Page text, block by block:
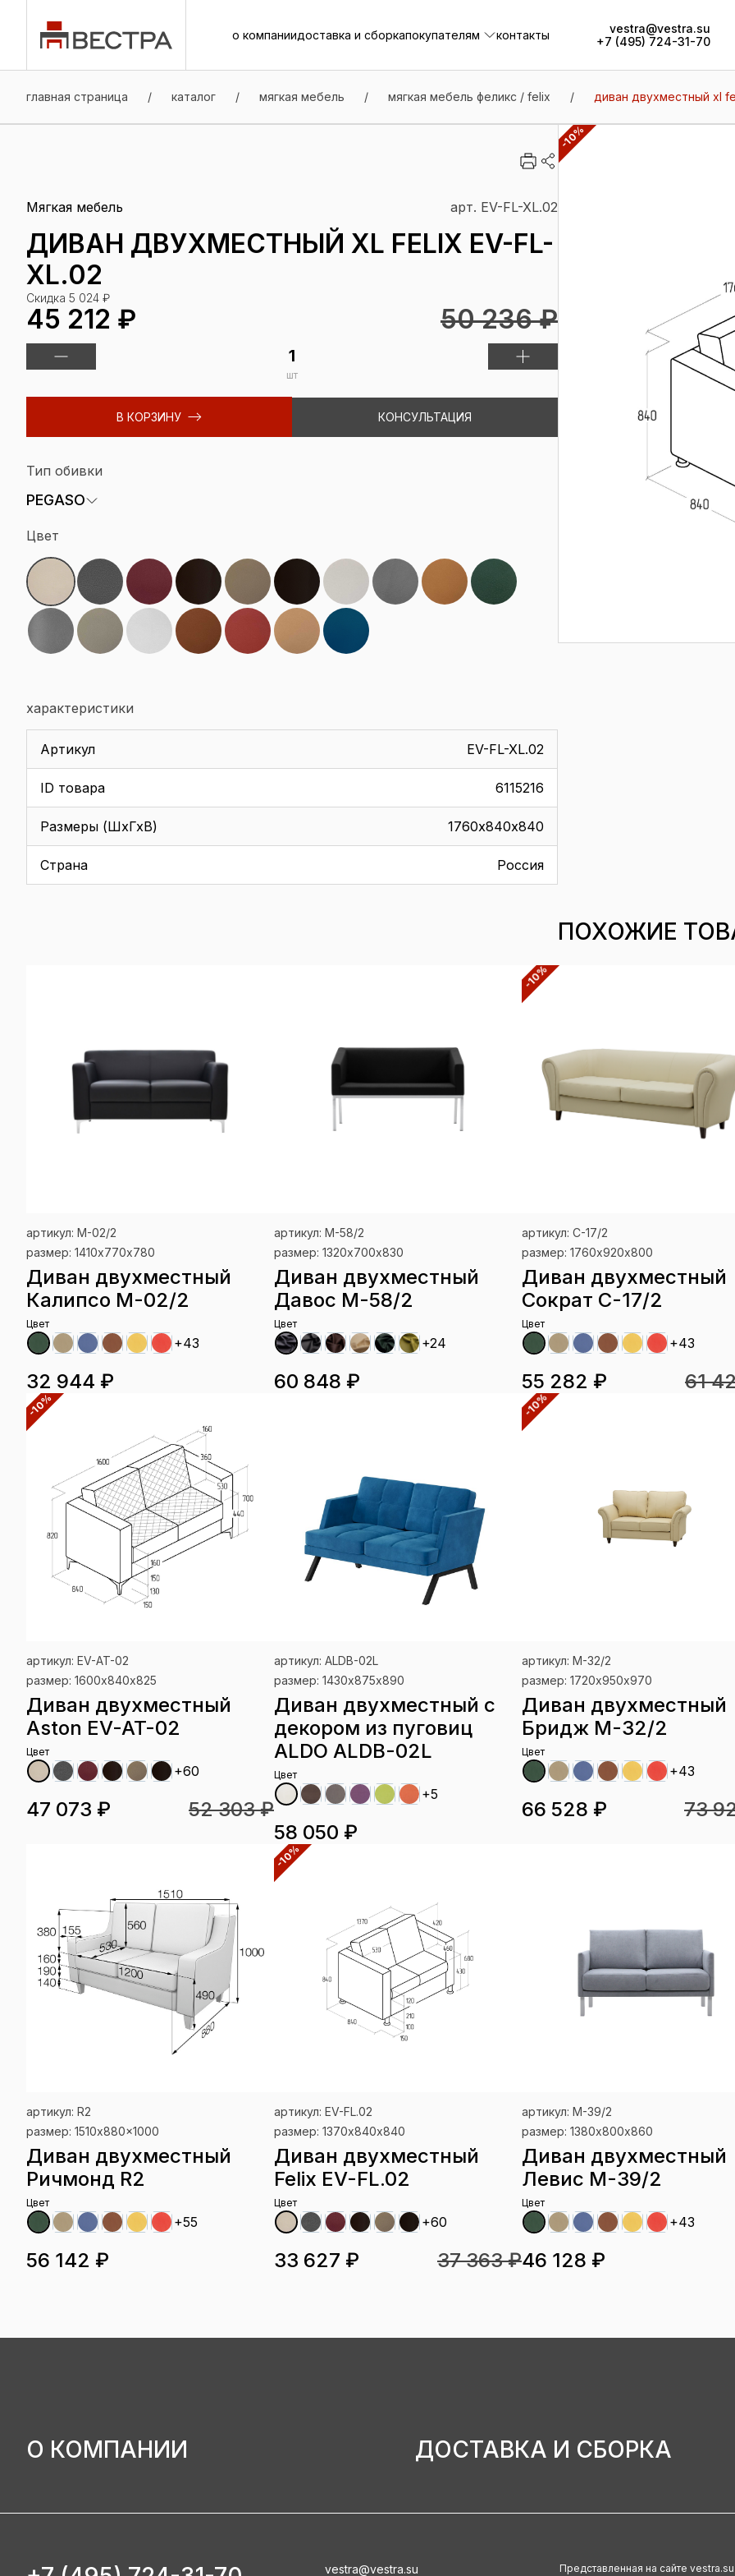
о компаниидоставка и сборкапокупателям
контакты
vestra@vestra.su
+7 (495) 724-31-70
главная страница / каталог / мягкая мебель / мягкая мебель феликс / felix / диван двухместный xl
Мягкая мебель арт. EV-FL-XL.02
ДИВАН ДВУХМЕСТНЫЙ XL FELIX EV-FL-
XL.02
45 212 ₽
50 236 ₽
Скидка 5 024 ₽
шт
В КОРЗИНУ КОНСУЛЬТАЦИЯ
Тип обивки
PEGASO
Цвет
характеристики
Артикул EV-FL-XL.02
ID товара 6115216
Размеры (ШхГхВ) 1760х840х840
Страна Россия
-10%
ПОХОЖИЕ
артикул: М-02/2
размер: 1410х770х780
Диван двухместный
Калипсо М-02/2
Цвет
+43
32 944 ₽
артикул: M-58/2
размер: 1320х700х830
Диван двухместный
Давос M-58/2
Цвет
+24
60 848 ₽
-10%
артикул: С-17/2
размер: 1760х920х800
Диван двухместный
Сократ С-17/2
Цвет
+43
55 282 ₽ 61
-10%
артикул: EV-AT-02
размер: 1600х840х825
Диван двухместный
Aston EV-AT-02
Цвет
+60
47 073 ₽ 52 303 ₽
артикул: ALDB-02L
размер: 1430х875х890
Диван двухместный с
декором из пуговиц
ALDO ALDB-02L
Цвет
+5
58 050 ₽
-10%
артикул: М-32/2
размер: 1720х950х970
Диван двухместный
Бридж М-32/2
Цвет
+43
66 528 ₽ 73
артикул: R2
размер: 1510x880x1000
Диван двухместный
Ричмонд R2
Цвет
+55
56 142 ₽
-10%
артикул: EV-FL.02
размер: 1370х840х840
Диван двухместный
Felix EV-FL.02
Цвет
+60
33 627 ₽ 37 363 ₽
артикул: М-39/2
размер: 1380х800х860
Диван двухместный
Левис М-39/2
Цвет
+43
46 128 ₽
О КОМПАНИИ ДОСТАВКА И СБОРКА
vestra@vestra.su
Представленная на сайте